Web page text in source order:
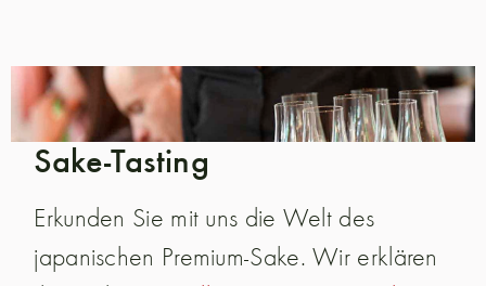
Sake-Tasting
Erkunden Sie mit uns die Welt des
japanischen Premium-Sake. Wir erklären